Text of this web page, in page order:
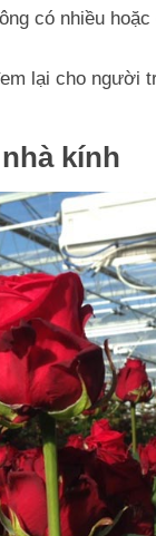
có nhiều
lại cho người
kính